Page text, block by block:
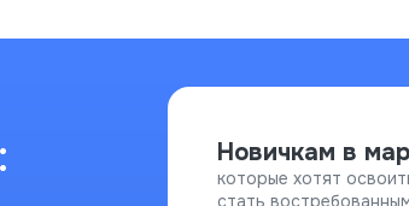
Новичкам в
которые хотят
стать